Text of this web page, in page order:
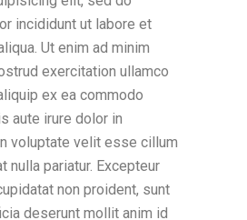
incididunt ut labore et
Ut enim ad minim
exercitation ullamco
ex ea commodo
aute irure dolor in
voluptate velit esse cillum
nulla pariatur. Excepteur
non proident, sunt
deserunt mollit anim id